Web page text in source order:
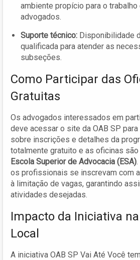
ambiente propício para o
advogados.
Suporte técnico: Disponibilidade
qualificada para atender as
subseções.
Como Participar das
Gratuitas
Os advogados interessados em
deve acessar o site da OAB SP
sobre inscrições e detalhes da
totalmente gratuito e as oficinas
Escola Superior de Advocacia (ESA)
os profissionais se inscrevam com
à limitação de vagas, garantindo
atividades desejadas.
Impacto da Iniciativa
Local
A iniciativa OAB SP Vai Até Você